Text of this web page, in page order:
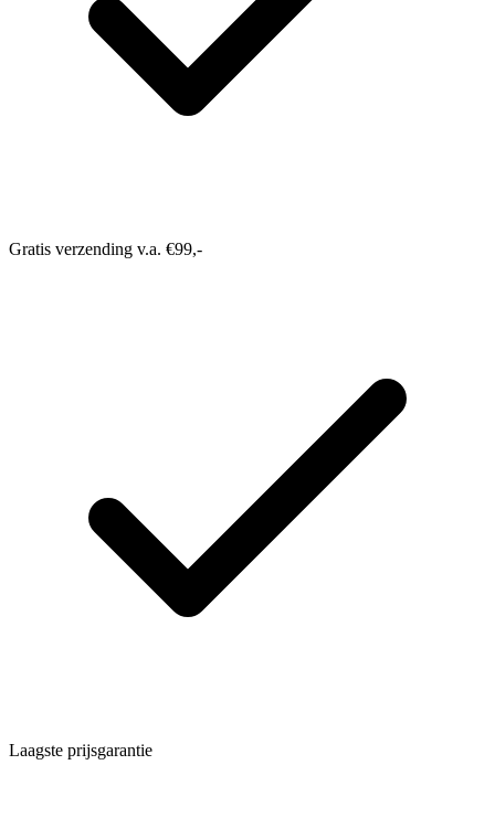
Gratis verzending v.a. €99,-
Laagste prijsgarantie